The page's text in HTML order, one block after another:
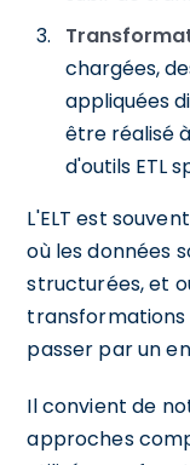
chargées,
appliquées
être réalisé
d'outils ETL
L'ELT est
où les données
structurées, et
passer par un
Il convient de
approches